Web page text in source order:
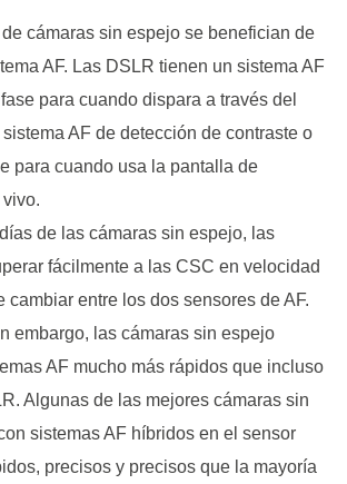
cámaras sin espejo se benefician de
AF. Las DSLR tienen un sistema AF
para cuando dispara a través del
AF de detección de contraste o
para cuando usa la pantalla de
de las cámaras sin espejo, las
fácilmente a las CSC en velocidad
cambiar entre los dos sensores de AF.
embargo, las cámaras sin espejo
AF mucho más rápidos que incluso
Algunas de las mejores cámaras sin
sistemas AF híbridos en el sensor
precisos y precisos que la mayoría